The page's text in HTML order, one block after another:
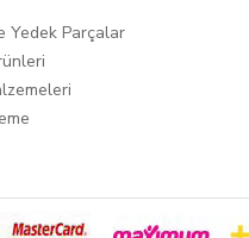
Yedek Parçalar